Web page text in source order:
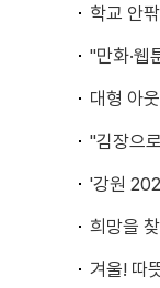
학교 안
"만화·웹
대형 아
"김장으
'강원
희망을
겨울! 따